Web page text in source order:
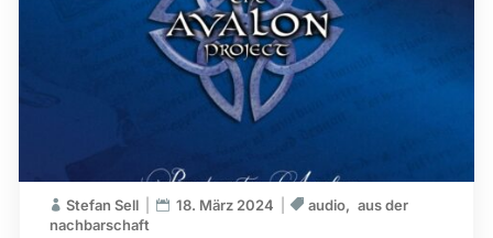
Stefan Sell 18. März 2024 audio
aus der
nachbarschaft